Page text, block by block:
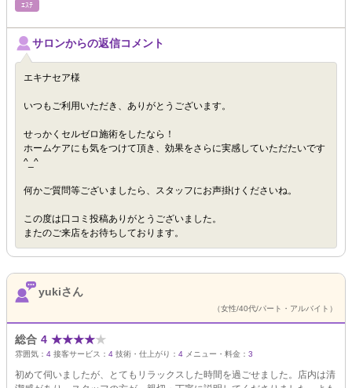
ｴｽﾃ
サロンからの返信コメント
エキナセア様
いつもご利用いただき、ありがとうございます。
せっかくセルゼロ施術をしたなら！
ホームケアにも気をつけて頂き、効果をさらに実感していただたいです
^_^
何かご質問等ございましたら、スタッフにお声掛けくださいね。
この度は口コミ投稿ありがとうございました。
またのご来店をお待ちしております。
yukiさん
（女性/40代/パート・アルバイト）
総合 4 ★★★★★
雰囲気： 4 接客サービス： 4 技術・仕上がり： 4 メニュー・料金： 3
初めて伺いましたが、とてもリラックスした時間を過ごせました。店内は清